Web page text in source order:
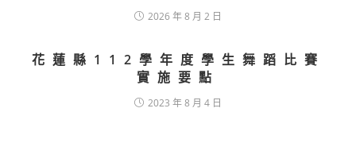
2026 年 8 月 2 日
花蓮縣112學年度學生舞蹈比賽
實施要點
2023 年 8 月 4 日